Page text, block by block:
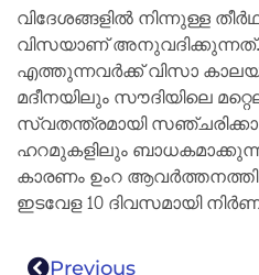
വിദേശങ്ങളിൽ നിന്നുള്ള
വിസയാണ് അനുവദിക്കുന്നത്.
എത്തുന്നവർക്ക് വിസാ
മദീനയിലും സൗദിയിലെ
സ്വതന്ത്രമായി
ഹറമുകളിലും
കാരണം ഉംറ
ഇടവേള 10 ദിവസമായി
Previous